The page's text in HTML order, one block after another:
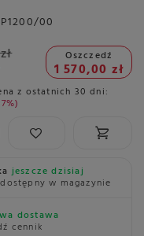
00
Oszczedź
1 570,00 zł
z ostatnich 30 dni:
jeszcze dzisiaj
w magazynie
dostawa
cennik